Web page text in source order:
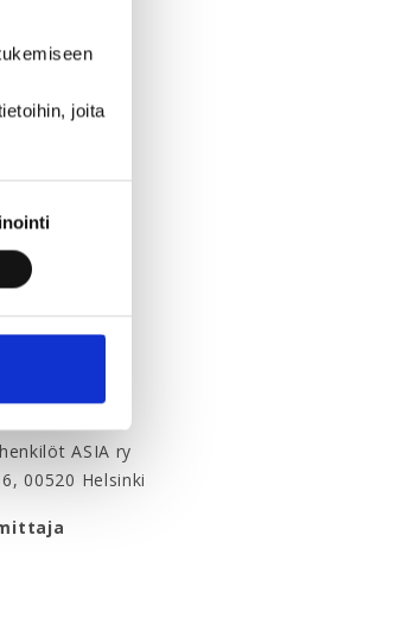
joita
ASIA ry
00520 Helsinki